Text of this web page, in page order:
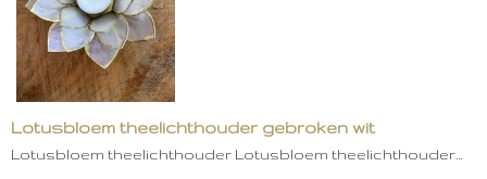
Lotusbloem theelichthouder gebroken wit
Lotusbloem theelichthouder Lotusbloem theelichthouder…